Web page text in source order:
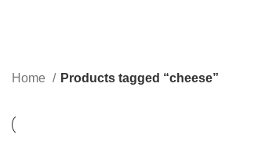
Home Products tagged “cheese”